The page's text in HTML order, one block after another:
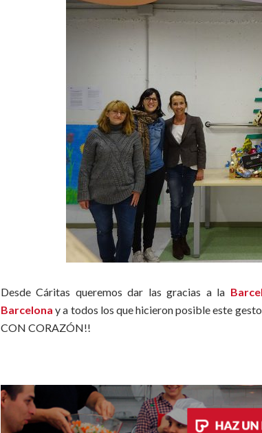
Desde Cáritas queremos dar las gracias a la
Barcelona y a todos los que hicieron posible este
CON CORAZÓN!!